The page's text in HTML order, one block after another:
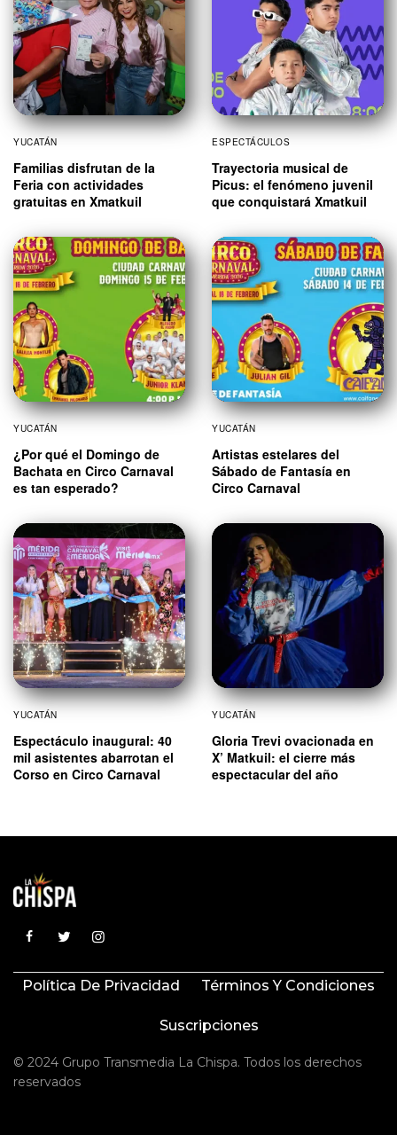
YUCATÁN
Familias disfrutan de la
Feria con actividades
gratuitas en Xmatkuil
ESPECTÁCULOS
Trayectoria musical de
Picus: el fenómeno juvenil
que conquistará Xmatkuil
YUCATÁN
¿Por qué el Domingo de
Bachata en Circo Carnaval
es tan esperado?
YUCATÁN
Artistas estelares del
Sábado de Fantasía en
Circo Carnaval
YUCATÁN
Espectáculo inaugural: 40
mil asistentes abarrotan el
Corso en Circo Carnaval
YUCATÁN
Gloria Trevi ovacionada en
X’ Matkuil: el cierre más
espectacular del año
Política De Privacidad Términos Y Condiciones
Suscripciones
© 2024 Grupo Transmedia La Chispa. Todos los derechos
reservados